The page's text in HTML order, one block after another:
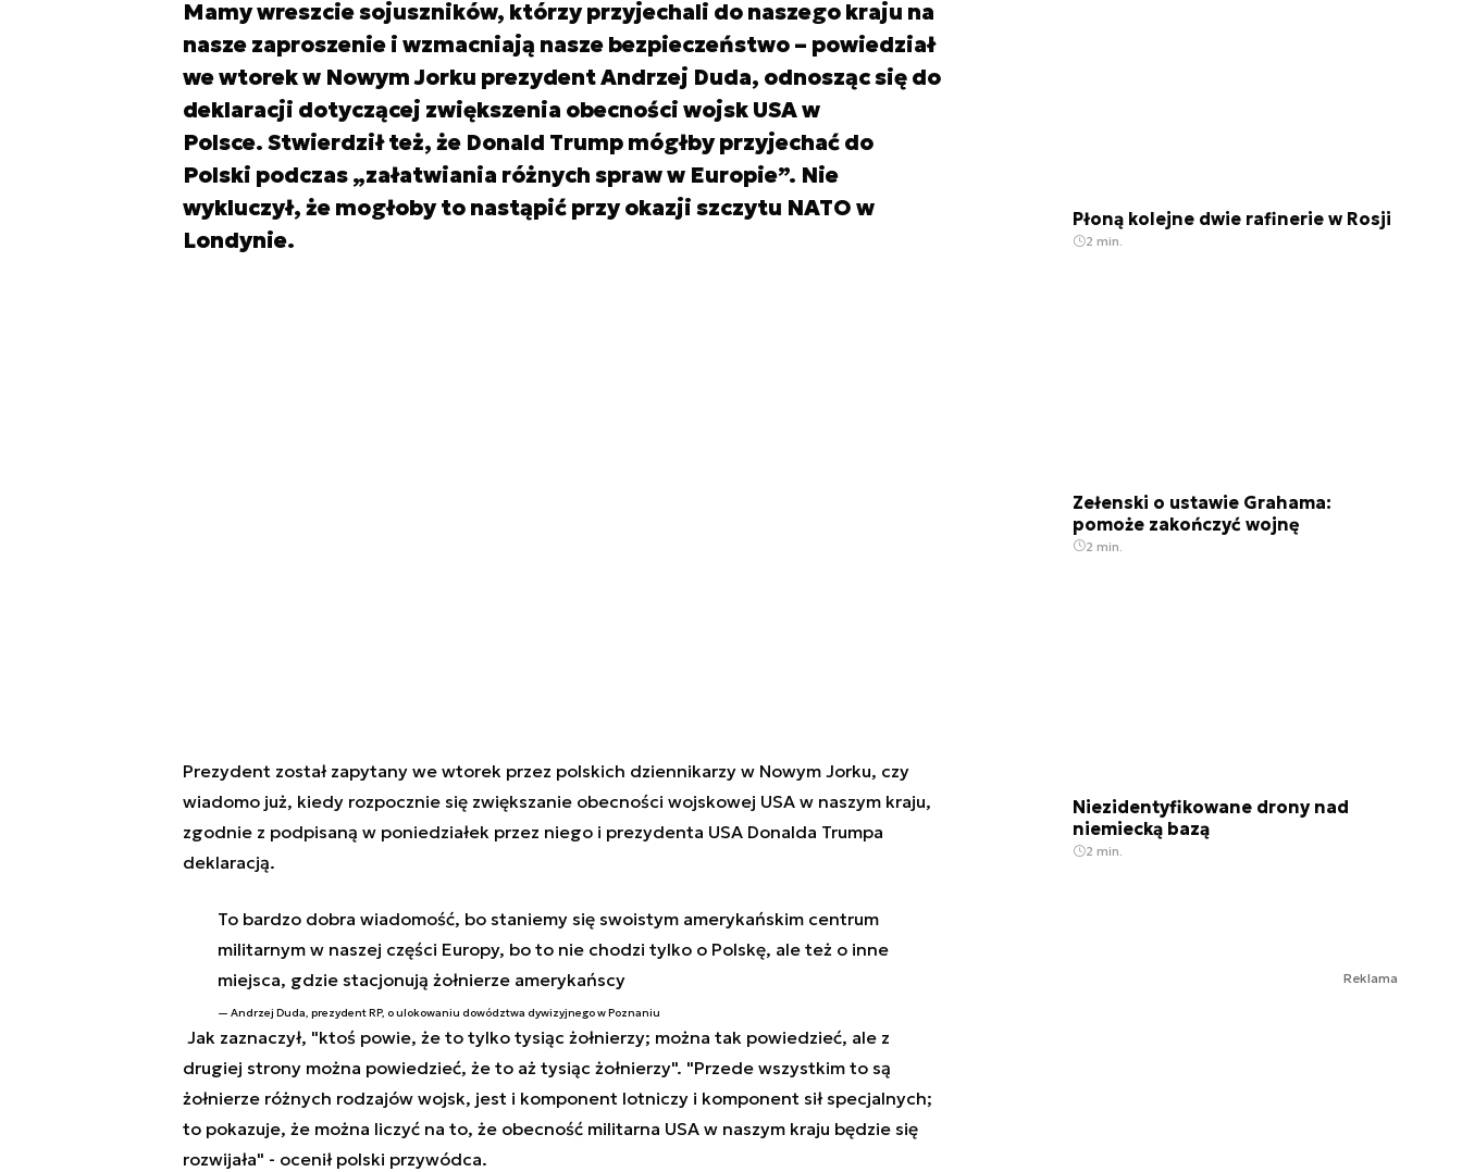
Mamy wreszcie sojuszników, którzy przyjechali do naszego kraju na
nasze zaproszenie i wzmacniają nasze bezpieczeństwo – powiedział
we wtorek w Nowym Jorku prezydent Andrzej Duda, odnosząc się do
deklaracji dotyczącej zwiększenia obecności wojsk USA w
Polsce. Stwierdził też, że Donald Trump mógłby przyjechać do
Polski podczas „załatwiania różnych spraw w Europie”. Nie
wykluczył, że mogłoby to nastąpić przy okazji szczytu NATO w
Londynie.
Prezydent został zapytany we wtorek przez polskich dziennikarzy w Nowym Jorku, czy
wiadomo już, kiedy rozpocznie się zwiększanie obecności wojskowej USA w naszym kraju,
zgodnie z podpisaną w poniedziałek przez niego i prezydenta USA Donalda Trumpa
deklaracją.
To bardzo dobra wiadomość, bo staniemy się swoistym amerykańskim centrum
militarnym w naszej części Europy, bo to nie chodzi tylko o Polskę, ale też o inne
miejsca, gdzie stacjonują żołnierze amerykańscy
Andrzej Duda, prezydent RP, o ulokowaniu dowództwa dywizyjnego w Poznaniu
Jak zaznaczył, "ktoś powie, że to tylko tysiąc żołnierzy; można tak powiedzieć, ale z
drugiej strony można powiedzieć, że to aż tysiąc żołnierzy". "Przede wszystkim to są
żołnierze różnych rodzajów wojsk, jest i komponent lotniczy i komponent sił specjalnych;
to pokazuje, że można liczyć na to, że obecność militarna USA w naszym kraju będzie się
rozwijała" - ocenił polski przywódca.
Płoną kolejne dwie rafinerie w Rosji
2 min.
Zełenski o ustawie Grahama:
pomoże zakończyć wojnę
2 min.
Niezidentyfikowane drony nad
niemiecką bazą
2 min.
Reklama